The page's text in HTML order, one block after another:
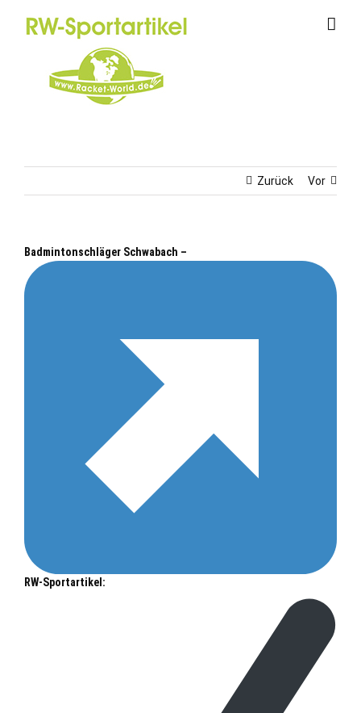
Zurück Vor
Badmintonschläger Schwabach –
RW-Sportartikel: